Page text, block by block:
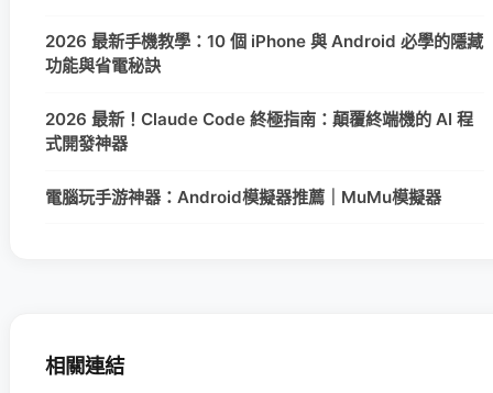
2026 最新手機教學：10 個 iPhone 與 Android 必學的隱藏
功能與省電秘訣
2026 最新！Claude Code 終極指南：顛覆終端機的 AI 程
式開發神器
電腦玩手游神器：Android模擬器推薦｜MuMu模擬器
相關連結